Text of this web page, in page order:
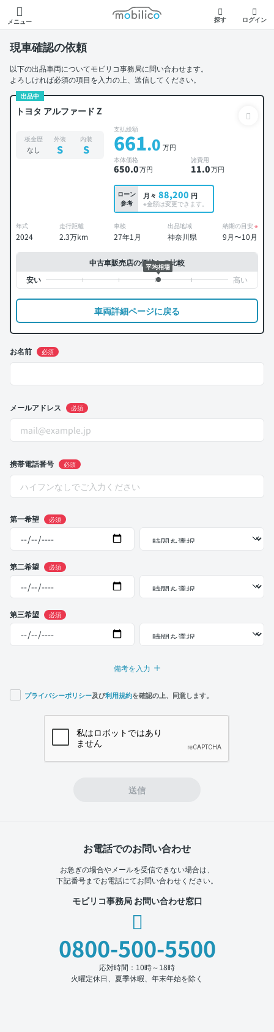
メニュー
モビリコ
探す ログイン
現車確認の依頼
以下の出品車両についてモビリコ事務局に問い合わせます。
よろしければ必須の項目を入力の上、送信してください。
出品中
トヨタ アルファード Z
板金歴
なし
外装
S
内装
S
支払総額
661.0 万円
本体価格
650.0万円
諸費用
11.0万円
ローン
参考
月々 88,200 円
※金額は変更できます。
年式
2024
走行距離
2.3万km
車検
27年1月
出品地域
神奈川県
納期の目安 ※
9月〜10月
中古車販売店の価格との比較
平均相場
車両詳細ページに戻る
お名前 必須
メールアドレス 必須
携帯電話番号 必須
第一希望 必須
第二希望 必須
第三希望 必須
備考を入力
プライバシーポリシー及び利用規約を確認の上、同意します。
送信
お電話でのお問い合わせ
お急ぎの場合やメールを受信できない場合は、
下記番号までお電話にてお問い合わせください。
モビリコ事務局 お問い合わせ窓口
0800-500-5500
応対時間：10時～18時
火曜定休日、夏季休暇、年末年始を除く